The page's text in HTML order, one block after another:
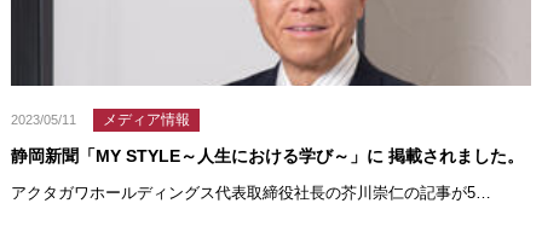
2023/05/11 メディア情報
静岡新聞「MY STYLE～人生における学び～」に 掲載されました。
アクタガワホールディングス代表取締役社長の芥川崇仁の記事が5…